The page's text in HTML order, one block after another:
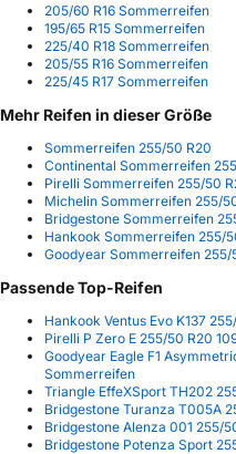
205/60 R16 Sommerreifen
195/65 R15 Sommerreifen
225/40 R18 Sommerreifen
205/55 R16 Sommerreifen
225/45 R17 Sommerreifen
Mehr Reifen in dieser Größe
Sommerreifen 255/50 R20
Continental Sommerreifen
Pirelli Sommerreifen 255/50
Michelin Sommerreifen 255/
Bridgestone Sommerreifen
Hankook Sommerreifen 255/
Goodyear Sommerreifen 255/
Passende Top-Reifen
Hankook Ventus Evo K137
Pirelli P Zero E 255/50 R20
Goodyear Eagle F1
Sommerreifen
Triangle EffeXSport TH202
Bridgestone Turanza T005A
Bridgestone Alenza 001 255/
Bridgestone Potenza Sport